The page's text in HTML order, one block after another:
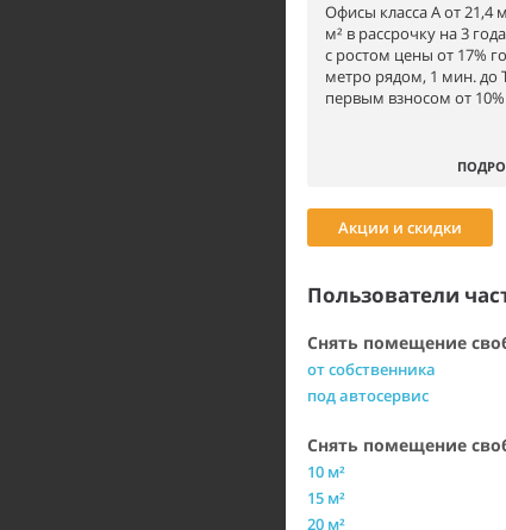
Офисы класса А от 21,4
м² в рассрочку на 3
с ростом цены от 17%
метро рядом, 1 мин. до
первым взносом от 10%
Акции и скидки
Пользователи
Снять помещение
от собственника
под автосервис
Снять помещение
10 м²
15 м²
20 м²